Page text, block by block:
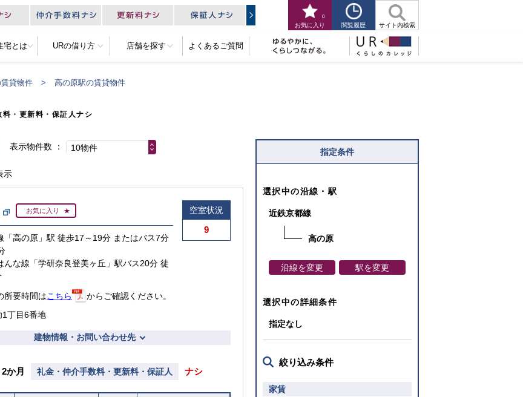
お気に入り
0
閲覧履歴 サイト内検索
宅とは URの借り方 店舗を探す よくあるご質問
貸物件 高の原駅の賃貸物件
・更新料・保証人ナシ
表示物件数 10物件
示
お気に入り
「高の原」駅 徒歩17～19分 またはバス7分
んな線「学研奈良登美ヶ丘」駅バス20分 徒
所要時間はこちら
からご確認ください。
1丁目6番地
空室状況
9
建物情報・お問い合わせ先
2か月 礼金・仲介手数料・更新料・保証人 ナシ
指定条件
選択中の沿線・駅
近鉄京都線
高の原
沿線を変更 駅を変更
選択中の詳細条件
指定なし
絞り込み条件
家賃